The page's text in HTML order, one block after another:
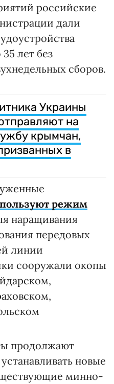
российские
дали
лет без
сборов.
Украины
на
крымчан,
в
режим
наращивания
передовых
линии
сооружали окопы
продолжают
новые
минно-